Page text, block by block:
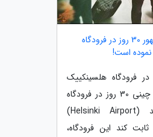
این هنرپیشه مشهور 30 روز در فرودگاه
است!
فرودگاه هلسینکییک
هنرپیشه معروف چینی 30 روز در فرودگاه
هلسینکی فنلاند (Helsinki Airport)
کند این فرودگاه،